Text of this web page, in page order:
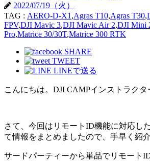
2022/07/19（火）
TAG : AERO-D-X1 ,Agras T10,Agras T30,
FPV,DJI Mavic 3,DJI Mavic Air 2,DJI Mini
Pro,Matrice 30/30T,Matrice 300 RTK
SHARE
TWEET
LINEで送る
こんにちは。DJI CAMPインストラクタ
さて、今回はリモートID機能に対応し
て情報をまとめましたので、手早く紹
サードパーティーから単品でリモート